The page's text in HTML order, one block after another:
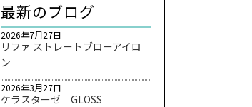
最新のブログ
リファ ストレートブローアイロ
ン
2026年7月27日
ケラスターゼ GLOSS
2026年3月27日